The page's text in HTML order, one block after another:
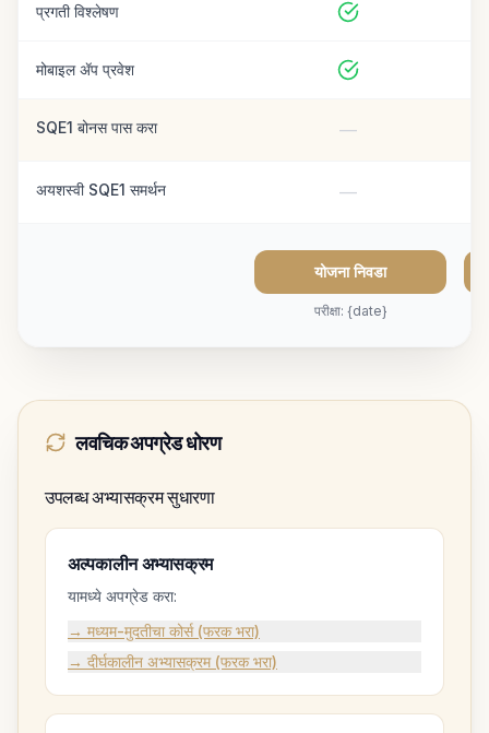
प्रगती विश्लेषण
मोबाइल ॲप प्रवेश
SQE1 बोनस पास करा —
अयशस्वी SQE1 समर्थन —
योजना निवडा
परीक्षा: {date}
लवचिक अपग्रेड धोरण
उपलब्ध अभ्यासक्रम सुधारणा
अल्पकालीन अभ्यासक्रम
यामध्ये अपग्रेड करा:
→ मध्यम-मुदतीचा कोर्स (फरक भरा)
→ दीर्घकालीन अभ्यासक्रम (फरक भरा)